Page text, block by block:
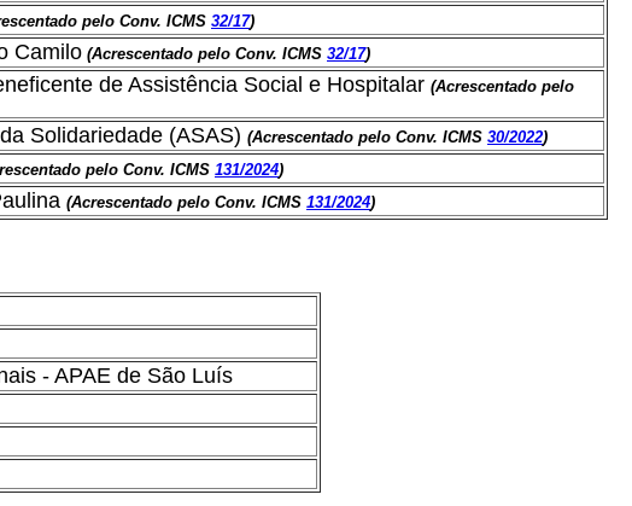
pelo Conv. ICMS 32/17)
Camilo (Acrescentado pelo Conv. ICMS 32/17)
de Assistência Social e Hospitalar (Acrescentado pelo
Solidariedade (ASAS) (Acrescentado pelo Conv. ICMS 30/2022)
pelo Conv. ICMS 131/2024)
(Acrescentado pelo Conv. ICMS 131/2024)
- APAE de São Luís